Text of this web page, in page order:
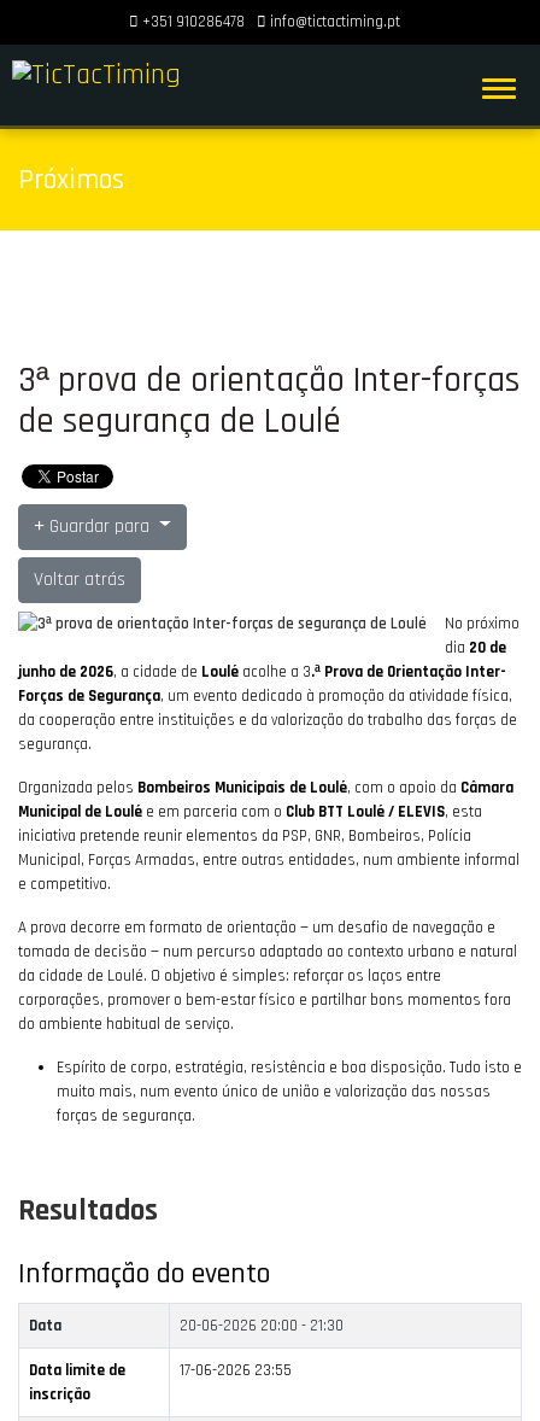
+351 910286478 info@tictactiming.pt
Próximos
3ª prova de orientação Inter-forças
de segurança de Loulé
Guardar para
Voltar atrás
No próximo
dia 20 de
junho de 2026, a cidade de Loulé acolhe a 3.ª Prova de Orientação Inter-
Forças de Segurança, um evento dedicado à promoção da atividade física,
da cooperação entre instituições e da valorização do trabalho das forças de
segurança.
Organizada pelos Bombeiros Municipais de Loulé, com o apoio da Câmara
Municipal de Loulé e em parceria com o Club BTT Loulé / ELEVIS, esta
iniciativa pretende reunir elementos da PSP, GNR, Bombeiros, Polícia
Municipal, Forças Armadas, entre outras entidades, num ambiente informal
e competitivo.
A prova decorre em formato de orientação — um desafio de navegação e
tomada de decisão — num percurso adaptado ao contexto urbano e natural
da cidade de Loulé. O objetivo é simples: reforçar os laços entre
corporações, promover o bem-estar físico e partilhar bons momentos fora
do ambiente habitual de serviço.
Espírito de corpo, estratégia, resistência e boa disposição. Tudo isto e
muito mais, num evento único de união e valorização das nossas
forças de segurança.
Resultados
Informação do evento
Data 20-06-2026 20:00 - 21:30
Data limite de
inscrição
17-06-2026 23:55